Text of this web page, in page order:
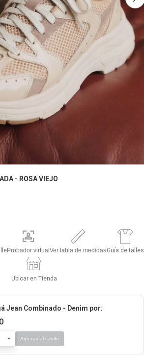
- ROSA VIEJO
Probador virtual Ver tabla de medidasGuía de talles
Ubicar en Tienda
Jean Combinado - Denim por:
Agregar al carrito